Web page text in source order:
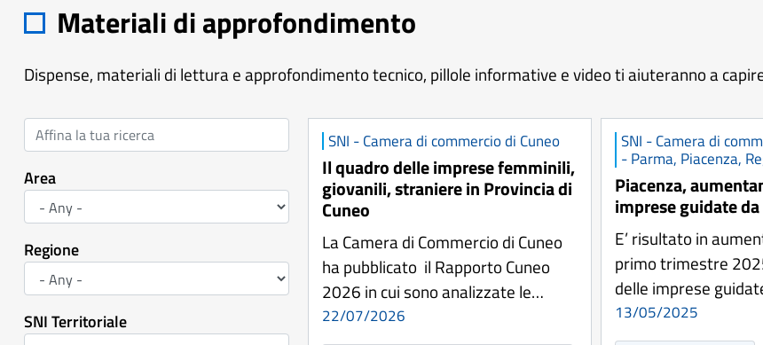
Materiali di approfondimento
Dispense, materiali di lettura e approfondimento tecnico, pillole informative e video ti aiuteranno a
Area
Regione
SNI Territoriale
SNI - Camera di commercio di Cuneo
Il quadro delle imprese femminili,
giovanili, straniere in Provincia di
Cuneo
La Camera di Commercio di Cuneo
ha pubblicato il Rapporto Cuneo
2026 in cui sono analizzate le…
22/07/2026
SNI - Camera di
- Parma, Piacenza,
Piacenza,
imprese guidate
E’ risultato in
primo trimestre
delle imprese
13/05/2025